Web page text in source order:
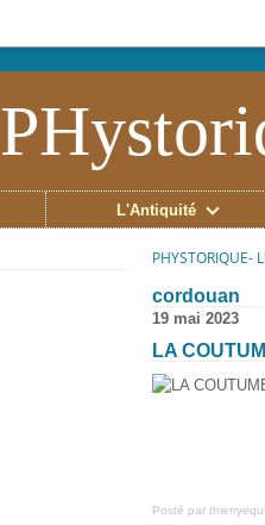
L'Antiquité
PHYSTORIQUE-
cordouan
19 mai 2023
LA
Posté par